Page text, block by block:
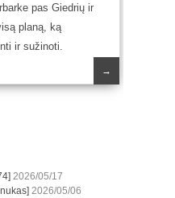
pas Giedrių ir
planą, ką
ir sužinoti.
→
2026/05/17
2026/05/06